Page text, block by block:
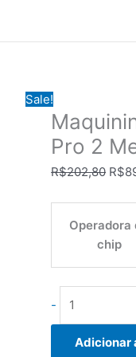
Sale!
Pro 2
R$202,80 O
era:
R$
Operadora
chip
-
de
Point
Adicionar